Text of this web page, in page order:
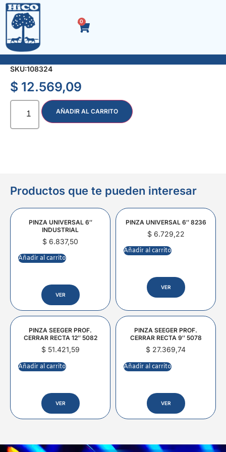
0
RASTRILLO CON ARCO 20 dts.
SKU:108324
$ 12.569,09
AÑADIR AL CARRITO
Productos que te pueden interesar
PINZA UNIVERSAL 6″
INDUSTRIAL
$ 6.837,50
Añadir al carrito
VER
PINZA UNIVERSAL 6″ 8236
$6.729,22
Añadir al carrito
VER
PINZA SEEGER PROF.
CERRAR RECTA 12″ 5082
$51.421,59
Añadir al carrito
VER
PINZA SEEGER PROF.
CERRAR RECTA 9″ 5078
$ 27.369,74
Añadir al carrito
VER